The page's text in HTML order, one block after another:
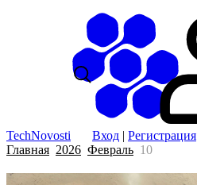
TechNovosti Вход | Регистрация
Главная 2026 Февраль 10